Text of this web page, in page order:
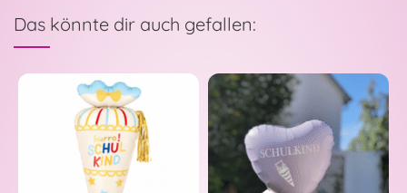
Das könnte dir auch gefallen: